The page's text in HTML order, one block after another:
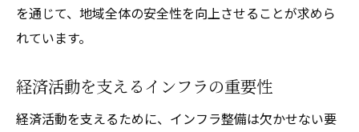
安全で快適な生活環境の提供
地域の魅力を高めるための基盤整備
を通じて、地域全体の安全性を向上させることが求めら
れています。
経済活動を支えるインフラの重要性
経済活動を支えるために、インフラ整備は欠かせない要